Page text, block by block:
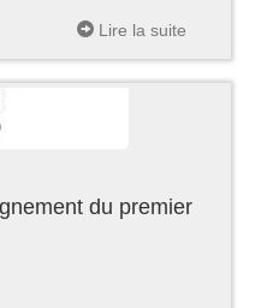
Lire la suite
du premier